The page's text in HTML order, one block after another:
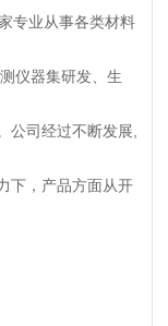
专业从事各类材料
仪器集研发、生
公司经过不断发展,
下，产品方面从开